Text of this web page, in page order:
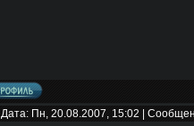
Дата: Пн, 20.08.2007, 15:02 |